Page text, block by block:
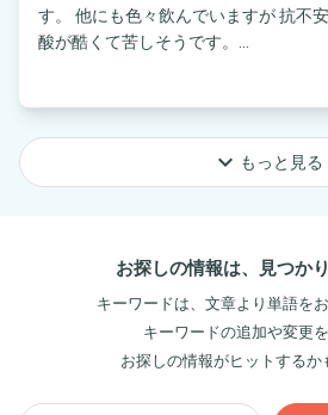
す。 他にも色々飲んでいますが 抗不
酸が酷くて苦しそうです。...
keyboard_arrow_down もっと見る
お探しの情報は、見つか
キーワードは、文章より単語を
キーワードの追加や変更を
お探しの情報がヒットするか